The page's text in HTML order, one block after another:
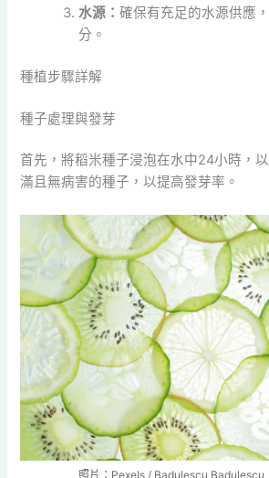
水源：確保有充足的水源供應
分。
種植步驟詳解
種子處理與發芽
首先，將稻米種子浸泡在水中24小時，
滿且無病害的種子，以提高發芽率。
照片：Pexels / Badulescu Badulescu